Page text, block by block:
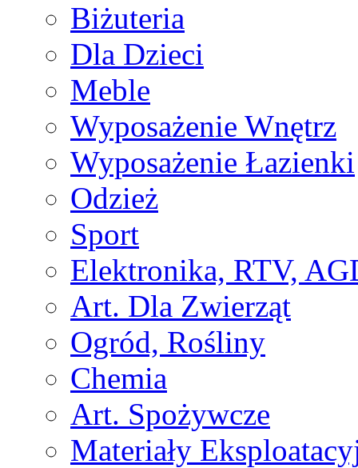
Biżuteria
Dla Dzieci
Meble
Wyposażenie Wnętrz
Wyposażenie Łazienki
Odzież
Sport
Elektronika, RTV,
Art. Dla Zwierząt
Ogród, Rośliny
Chemia
Art. Spożywcze
Materiały